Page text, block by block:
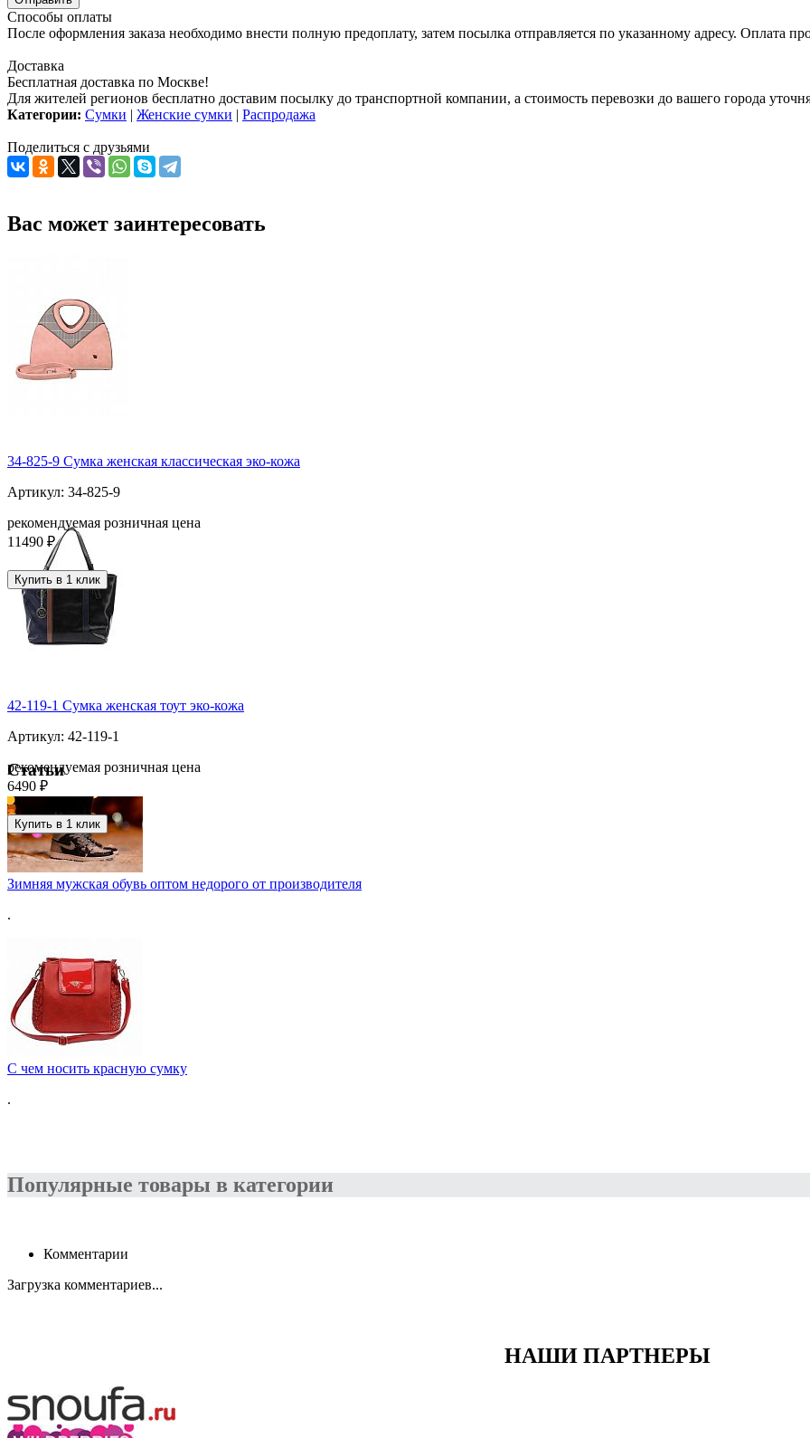
Способы оплаты
После оформления заказа необходимо внести полную предоплату, затем посылка отправляется по указанному адресу. Оплата
Доставка
Бесплатная доставка по Москве!
Для жителей регионов бесплатно доставим посылку до транспортной компании, а стоимость перевозки до вашего города
Категории: Сумки | Женские сумки | Распродажа
Поделиться с друзьями
Вас может заинтересовать
34-825-9 Сумка женская классическая эко-кожа
Артикул: 34-825-9
рекомендуемая розничная цена
11490 ₽
Купить в 1 клик
42-119-1 Сумка женская тоут эко-кожа
Артикул: 42-119-1
рекомендуемая розничная цена
6490 ₽
Купить в 1 клик
Статьи
Зимняя мужская обувь оптом недорого от производителя
.
C чем носить красную сумку
.
Популярные товары в категории
Комментарии
Загрузка комментариев...
НАШИ ПАРТНЕРЫ